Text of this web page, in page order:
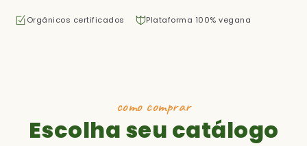
Orgânicos certificados Plataforma 100% vegana
como comprar
Escolha seu catálogo